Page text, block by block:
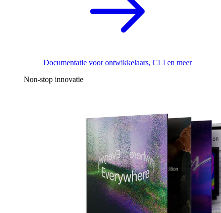
Documentatie voor ontwikkelaars, CLI en meer
Non-stop innovatie